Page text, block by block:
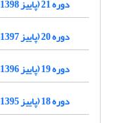
دوره 21 (پاییز 1398-1397)
دوره 20 (پاییز 1397-1396)
دوره 19 (پاییز 1396-1395)
دوره 18 (پاییز 1395-1394)